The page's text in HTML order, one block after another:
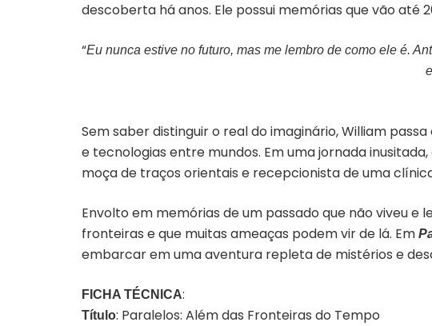
descoberta há anos. Ele possui memórias que vão até
“Eu nunca estive no futuro, mas me lembro de como ele é.
Sem saber distinguir o real do imaginário, William
e tecnologias entre mundos. Em uma jornada
moça de traços orientais e recepcionista de uma
Envolto em memórias de um passado que não viveu
fronteiras e que muitas ameaças podem vir de lá. Em P
embarcar em uma aventura repleta de mistérios e
FICHA TÉCNICA:
Título: Paralelos: Além das Fronteiras do Tempo